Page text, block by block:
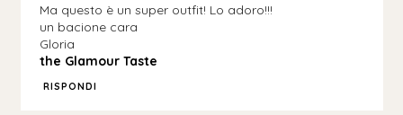
Ma questo è un super outfit! Lo adoro!!!
un bacione cara
Gloria
the Glamour Taste
RISPONDI